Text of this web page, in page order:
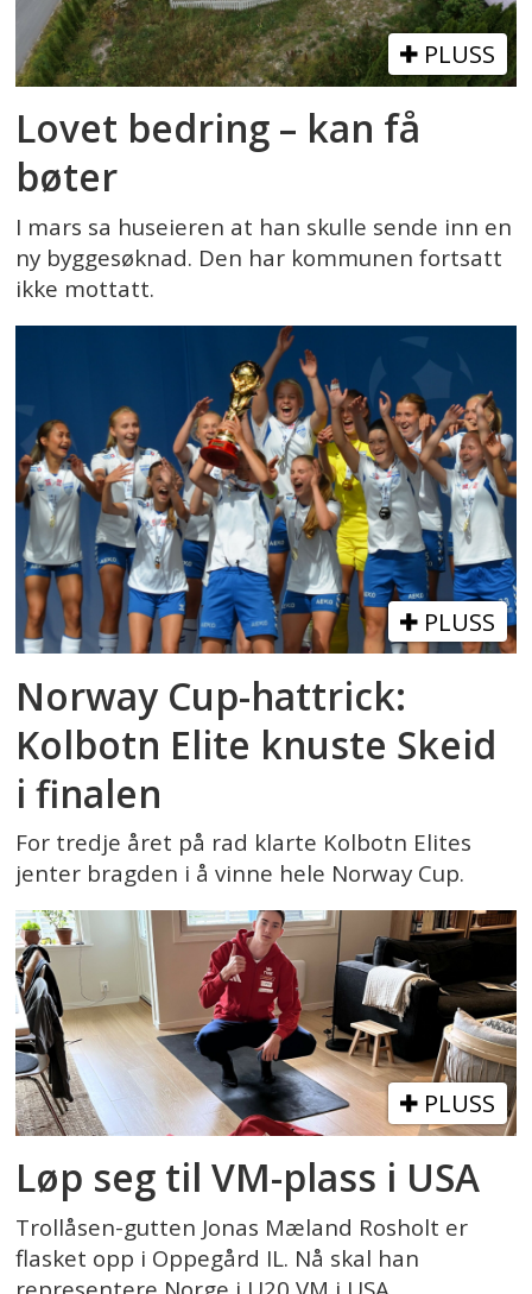
PLUSS
Lovet bedring – kan få
bøter
I mars sa huseieren at han skulle sende inn en
ny byggesøknad. Den har kommunen fortsatt
ikke mottatt.
PLUSS
Norway Cup-hattrick:
Kolbotn Elite knuste Skeid
i finalen
For tredje året på rad klarte Kolbotn Elites
jenter bragden i å vinne hele Norway Cup.
PLUSS
Løp seg til VM-plass i USA
Trollåsen-gutten Jonas Mæland Rosholt er
flasket opp i Oppegård IL. Nå skal han